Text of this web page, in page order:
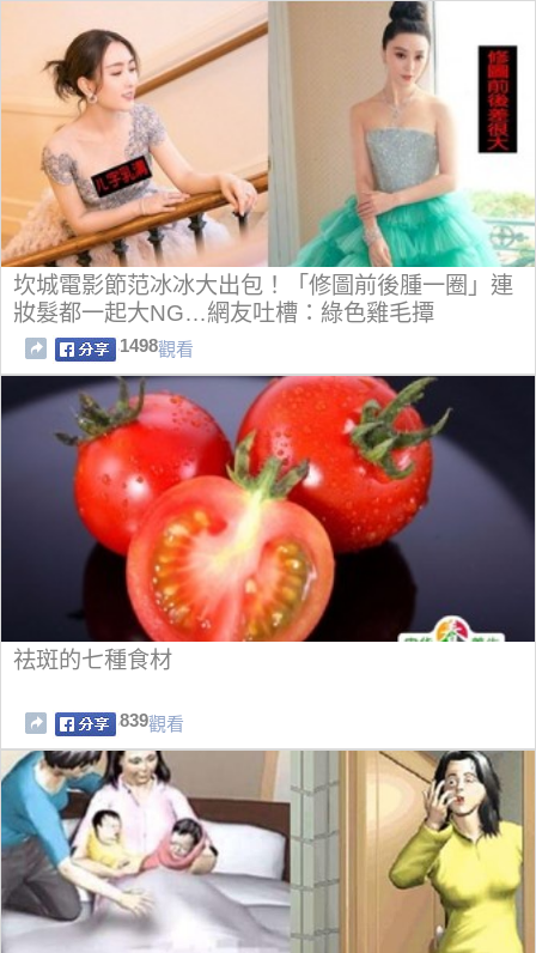
坎城電影節范冰冰大出包！「修圖前後腫一圈」連
妝髮都一起大NG…網友吐槽：綠色雞毛撢
1498觀看
祛斑的七種食材
839觀看